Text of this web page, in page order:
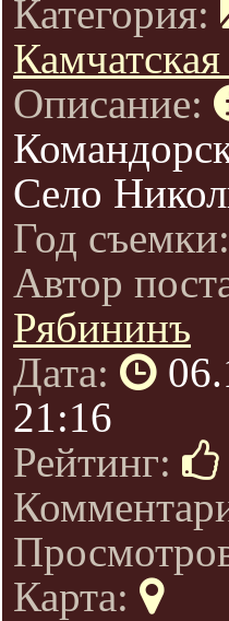
Категория:
Описание:
Село
Год
Автор
Рябининъ
Дата:
21:16
Рейтинг:
Карта: